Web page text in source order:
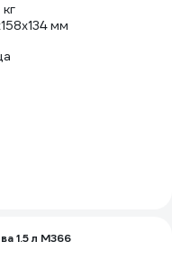
мм
1.5 л М366